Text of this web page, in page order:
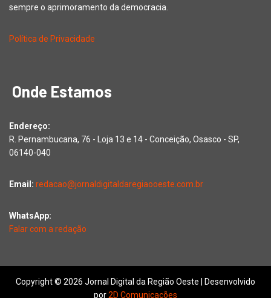
sempre o aprimoramento da democracia.
Política de Privacidade
Onde Estamos
Endereço:
R. Pernambucana, 76 - Loja 13 e 14 - Conceição, Osasco - SP,
06140-040
Email: redacao@jornaldigitaldaregiaooeste.com.br
WhatsApp:
Falar com a redação
Copyright © 2026 Jornal Digital da Região Oeste | Desenvolvido
por2D Comunicações